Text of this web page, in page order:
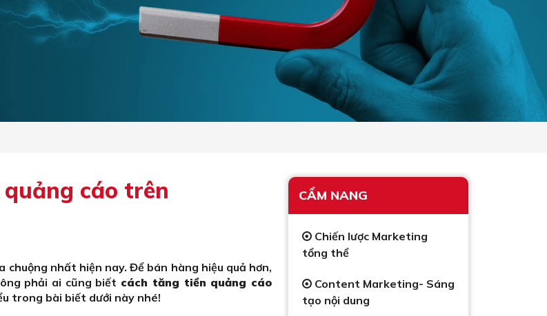
cáo trên
nhất hiện nay. Để bán hàng hiệu quả hơn,
phải ai cũng biết cách tăng tiền quảng cáo
trong bài biết dưới này nhé!
CẨM NANG
Chiến lược Marketing
tổng thể
Content Marketing- Sáng
tạo nội dung